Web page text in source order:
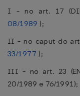
I - no art. 17
08/1989 );
II - no caput do art.
33/1977 );
III - no art. 23
20/1989 e 76/1991);